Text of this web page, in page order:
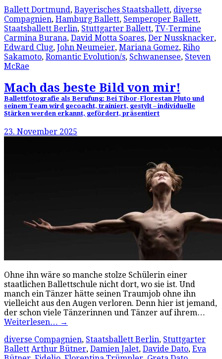
Ballett Dortmund, Bayerisches Staatsballett, diverse
Compagnien, Hamburg Ballett, Semperoper Ballett,
Staatsballett Berlin, Stuttgarter Ballett, TV-Termine
Carmina Burana, David Motta Soares, Der Nussknacker,
Edward Clug, John Neumeier, Mariana Gomez, Riho
Sakamoto, Romantic Evolution/s, Schwanensee, Steven
McRae
Mach das beste Bild von mir!
Ballettfotografie als Berufung: Bei Tibor-Florestan Pluto und
seinem Team wird gecoacht, trainiert, gestylt – individuelle
Stärken werden erkannt, gefördert, präsentiert
23. November 2025
Ohne ihn wäre so manche stolze Schülerin einer
staatlichen Ballettschule nicht dort, wo sie ist. Und
manch ein Tänzer hätte seinen Traumjob ohne ihn
vielleicht aus den Augen verloren. Denn hier ist jemand,
der schon viele Tänzerinnen und Tänzer auf ihrem…
Weiterlesen… →
diverse Compagnien, Staatsballett Berlin, Stuttgarter
Ballett Arthur Bütner, Damien Jalet, Davide Dato, Eva